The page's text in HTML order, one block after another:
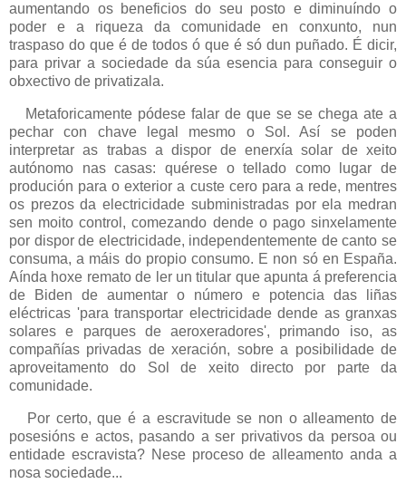
aumentando os beneficios do seu posto e diminuíndo o
poder e a riqueza da comunidade en conxunto, nun
traspaso do que é de todos ó que é só dun puñado. É dicir,
para privar a sociedade da súa esencia para conseguir o
obxectivo de privatizala.
Metaforicamente pódese falar de que se se chega ate a
pechar con chave legal mesmo o Sol. Así se poden
interpretar as trabas a dispor de enerxía solar de xeito
autónomo nas casas: quérese o tellado como lugar de
produción para o exterior a custe cero para a rede, mentres
os prezos da electricidade subministradas por ela medran
sen moito control, comezando dende o pago sinxelamente
por dispor de electricidade, independentemente de canto se
consuma, a máis do propio consumo. E non só en España.
Aínda hoxe remato de ler un titular que apunta á preferencia
de Biden de aumentar o número e potencia das liñas
eléctricas 'para transportar electricidade dende as granxas
solares e parques de aeroxeradores', primando iso, as
compañías privadas de xeración, sobre a posibilidade de
aproveitamento do Sol de xeito directo por parte da
comunidade.
Por certo, que é a escravitude se non o alleamento de
posesións e actos, pasando a ser privativos da persoa ou
entidade escravista? Nese proceso de alleamento anda a
nosa sociedade...